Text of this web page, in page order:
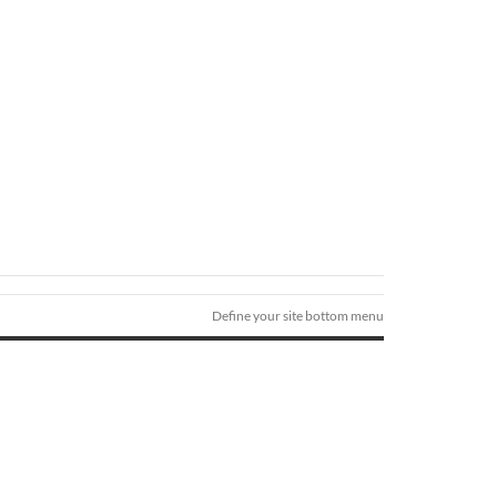
Define your site bottom menu